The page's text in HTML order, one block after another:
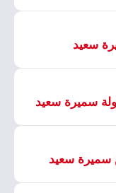
سعيد
سميرة سعيد
سميرة سعيد